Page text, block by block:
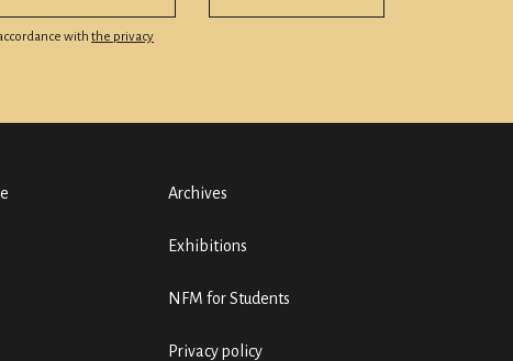
with the privacy
Archives
Exhibitions
NFM for Students
Privacy policy